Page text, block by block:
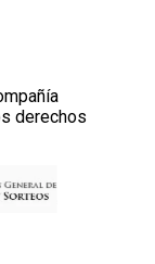
derechos